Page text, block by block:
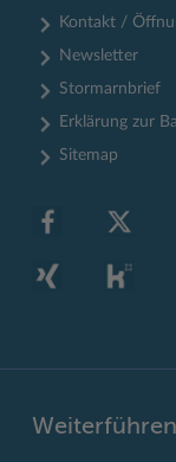
Kontakt /
Newsletter
Stormarnbrief
Erklärung zur
Sitemap